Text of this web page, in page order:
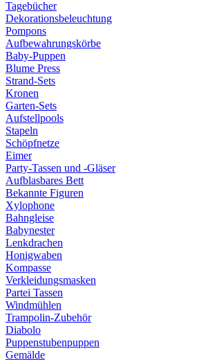
Tagebücher
Dekorationsbeleuchtung
Pompons
Aufbewahrungskörbe
Baby-Puppen
Blume Press
Strand-Sets
Kronen
Garten-Sets
Aufstellpools
Stapeln
Schöpfnetze
Eimer
Party-Tassen und -Gläser
Aufblasbares Bett
Bekannte Figuren
Xylophone
Bahngleise
Babynester
Lenkdrachen
Honigwaben
Kompasse
Verkleidungsmasken
Partei Tassen
Windmühlen
Trampolin-Zubehör
Diabolo
Puppenstubenpuppen
Gemälde